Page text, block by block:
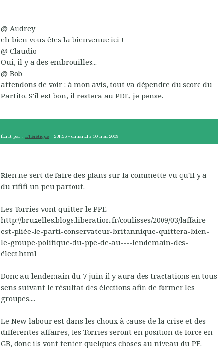
@ Audrey
eh bien vous êtes la bienvenue ici !
@ Claudio
Oui, il y a des embrouilles...
@ Bob
attendons de voir : à mon avis, tout va dépendre du score du
Partito. S'il est bon, il restera au PDE, je pense.
Écrit par : L'hérétique 23h35 -dimanche 10 mai 2009
Rien ne sert de faire des plans sur la commette vu qu'il y a
du rififi un peu partout.
Les Torries vont quitter le PPE
http://bruxelles.blogs.liberation.fr/coulisses/2009/03/laffaire-
est-pliée-le-parti-conservateur-britannique-quittera-bien-
le-groupe-politique-du-ppe-de-au----lendemain-des-
élect.html
Donc au lendemain du 7 juin il y aura des tractations en tous
sens suivant le résultat des élections afin de former les
groupes....
Le New labour est dans les choux à cause de la crise et des
différentes affaires, les Torries seront en position de force en
GB, donc ils vont tenter quelques choses au niveau du PE.